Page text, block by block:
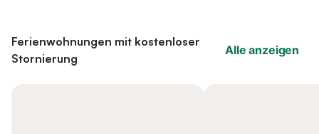
Ferienwohnungen mit kostenloser
Stornierung
Alle anzeigen